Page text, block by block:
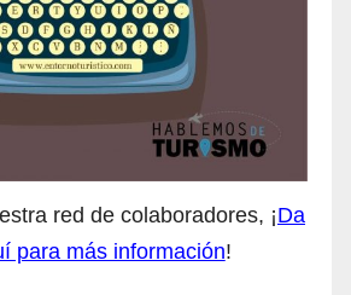
red de colaboradores, ¡Da
para más información!